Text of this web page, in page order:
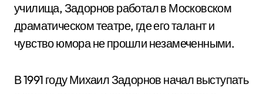
училища, Задорнов работал в Московском
драматическом театре, где его талант и
чувство юмора не прошли незамеченными.
В 1991 году Михаил Задорнов начал выступать